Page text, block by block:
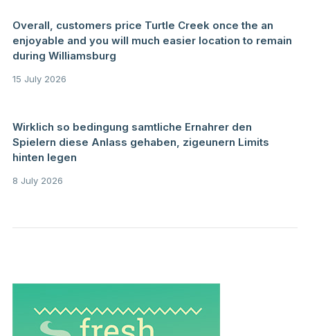
Overall, customers price Turtle Creek once the an
enjoyable and you will much easier location to remain
during Williamsburg
15 July 2026
Wirklich so bedingung samtliche Ernahrer den
Spielern diese Anlass gehaben, zigeunern Limits
hinten legen
8 July 2026